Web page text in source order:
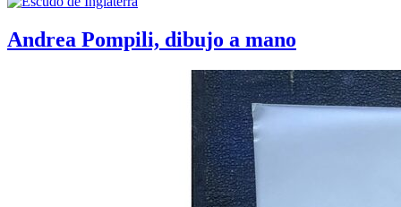
Andrea Pompili, dibujo a mano